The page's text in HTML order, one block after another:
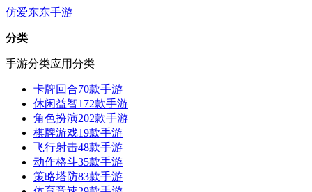
仿爱东东手游
分类
手游分类应用分类
卡牌回合70款手游
休闲益智172款手游
角色扮演202款手游
棋牌游戏19款手游
飞行射击48款手游
动作格斗35款手游
策略塔防83款手游